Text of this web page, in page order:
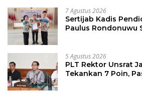
7 Agustus 2026
Sertijab Kadis
Paulus Rondonuwu
5 Agustus 2026
PLT Rektor Unsrat
Tekankan 7 Poin,